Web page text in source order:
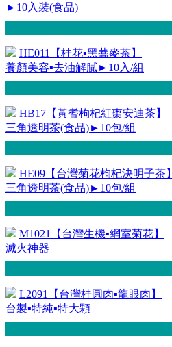
►10入裝(食品)
HE011【桂花▪黑蕎麥茶】
養顏美容▪去油解膩►10入/組
HB17【黃耆枸杞紅棗安迪茶】
三角透明茶(食品)►10包/組
HE09【台灣菊花枸杞決明子茶】
三角透明茶(食品)►10包/組
M1021【台灣生機▪網室菊花】
滅火神器
L2091【台灣桂圓肉▪龍眼肉】
台製▪特純▪特大顆